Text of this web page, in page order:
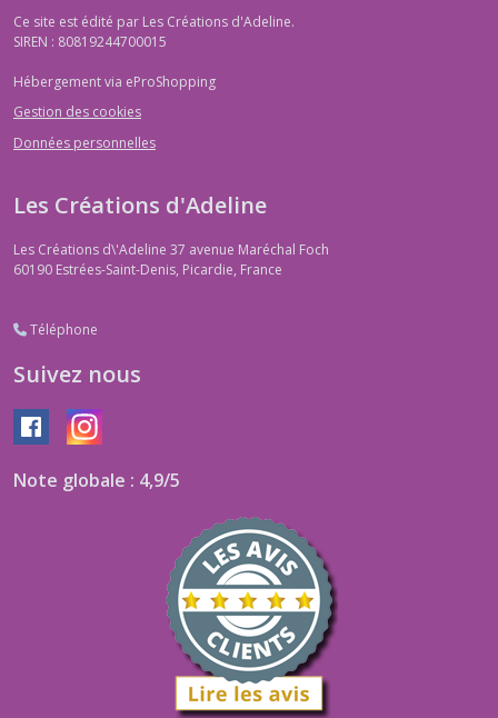
Ce site est édité par Les Créations d'Adeline.
SIREN : 80819244700015
Hébergement via eProShopping
Gestion des cookies
Données personnelles
Les Créations d'Adeline
Les Créations d\'Adeline 37 avenue Maréchal Foch
60190 Estrées-Saint-Denis, Picardie, France
Téléphone
Suivez nous
Note globale : 4,9/5